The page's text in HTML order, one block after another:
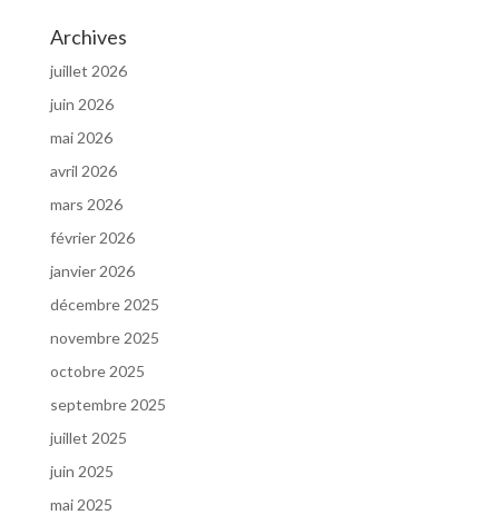
Archives
juillet 2026
juin 2026
mai 2026
avril 2026
mars 2026
février 2026
janvier 2026
décembre 2025
novembre 2025
octobre 2025
septembre 2025
juillet 2025
juin 2025
mai 2025